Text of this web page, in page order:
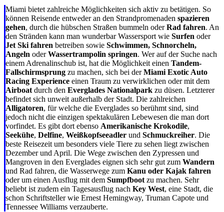
Miami bietet zahlreiche Möglichkeiten sich aktiv zu betätigen. So
können Reisende entweder an den Strandpromenaden spazieren
gehen, durch die hübschen Straßen bummeln oderRad fahren. An
den Stränden kann man wunderbar Wassersport wie Surfen oder
Jet Ski fahren betreiben sowie Schwimmen, Schnorcheln,
Angeln oderWassertrampolin springen. Wer auf der Suche nach
einem Adrenalinschub ist, hat die Möglichkeit einen Tandem-
Fallschirmsprung zu machen, sich bei derMiami Exotic Auto
Racing Experience einen Traum zu verwirklichen oder mit dem
Airboat durch den Everglades Nationalpark zu düsen. Letzterer
befindet sich unweit außerhalb der Stadt. Die zahlreichen
Alligatoren, für welche die Everglades so berühmt sind, sind
jedoch nicht die einzigen spektakulären Lebewesen die man dort
vorfindet. Es gibt dort ebenso Amerikanische Krokodile,
Seekühe, Delfine, Weißkopfseeadler und Schmuckreiher. Die
beste Reisezeit um besonders viele Tiere zu sehen liegt zwischen
Dezember und April. Die Wege zwischen den Zypressen und
Mangroven in den Everglades eignen sich sehr gut zum Wandern
und Rad fahren, die Wasserwege zum Kanu oder Kajak fahren
oder um einen Ausflug mit dem Sumpfboot zu machen. Sehr
beliebt ist zudem ein Tagesausflug nach Key West, eine Stadt, die
schon Schriftsteller wie Ernest Hemingway, Truman Capote und
Tennessee Williams verzauberte.